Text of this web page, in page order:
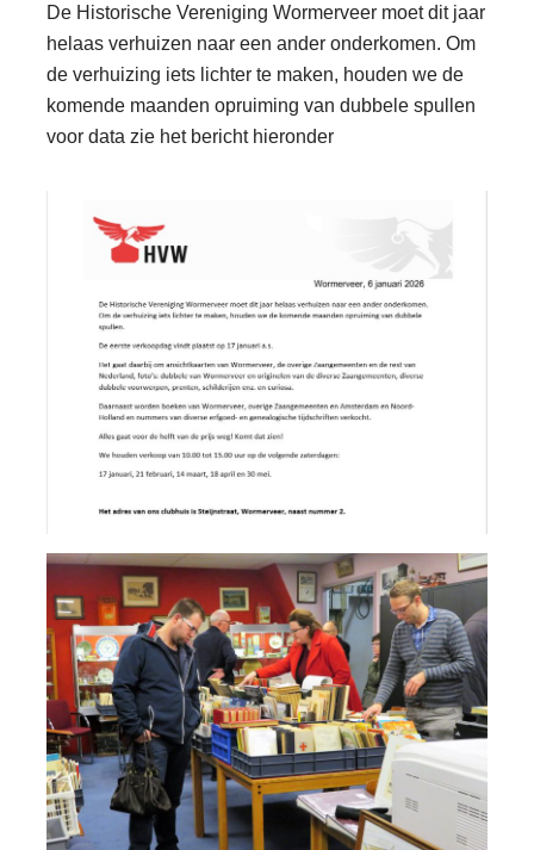
De Historische Vereniging Wormerveer moet dit jaar
helaas verhuizen naar een ander onderkomen. Om
de verhuizing iets lichter te maken, houden we de
komende maanden opruiming van dubbele spullen
voor data zie het bericht hieronder